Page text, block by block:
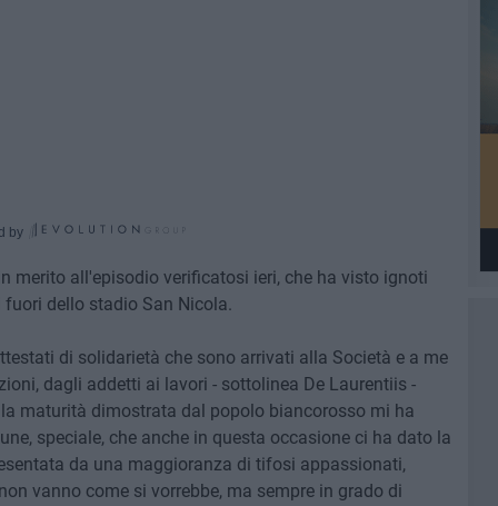
by
merito all'episodio verificatosi ieri, che ha visto ignoti
dello stadio San Nicola.
di solidarietà che sono arrivati alla Società e a me
dagli addetti ai lavori - sottolinea De Laurentiis -
maturità dimostrata dal popolo biancorosso mi ha
speciale, che anche in questa occasione ci ha dato la
da una maggioranza di tifosi appassionati,
vanno come si vorrebbe, ma sempre in grado di